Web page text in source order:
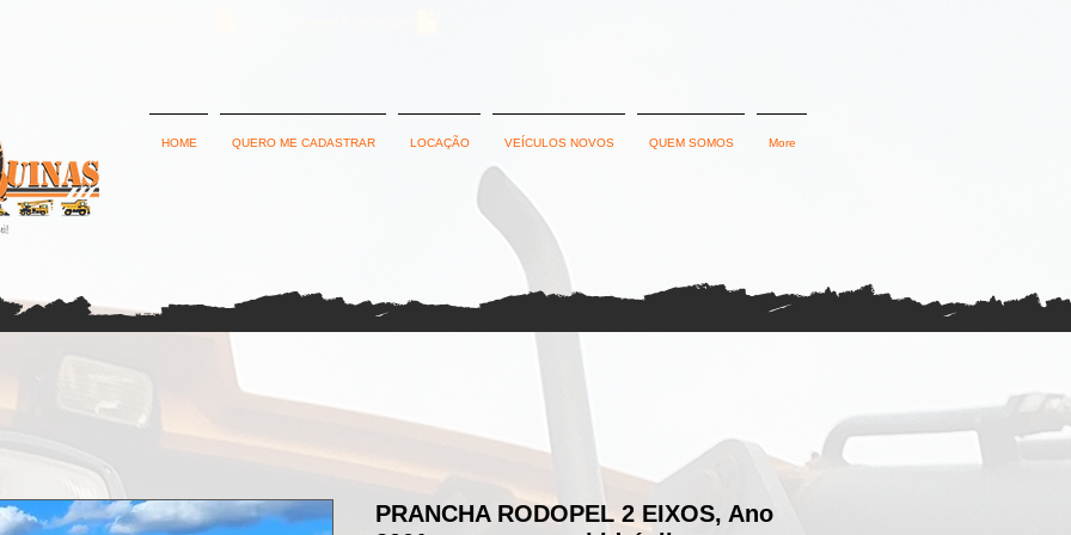
HOME QUERO ME CADASTRAR LOCAÇÃO VEÍCULOS NOVOS QUEM SOMOS More
PRANCHA RODOPEL 2 EIXOS, Ano